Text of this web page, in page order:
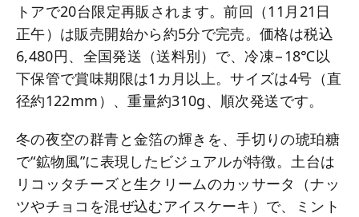
トアで20台限定再販されます。前回（11月21日
正午）は販売開始から約5分で完売。価格は税込
6,480円、全国発送（送料別）で、冷凍−18℃以
下保管で賞味期限は1カ月以上。サイズは4号（直
径約122mm）、重量約310g、順次発送です。
冬の夜空の群青と金箔の輝きを、手切りの琥珀糖
で“鉱物風”に表現したビジュアルが特徴。土台は
リコッタチーズと生クリームのカッサータ（ナッ
ツやチョコを混ぜ込むアイスケーキ）で、ミント